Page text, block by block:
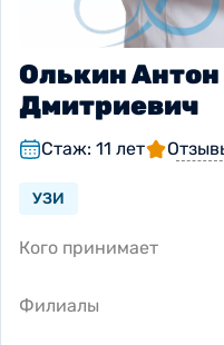
Олькин Антон
Дмитриевич
Стаж: 11 лет
УЗИ
Кого принимает
Филиалы